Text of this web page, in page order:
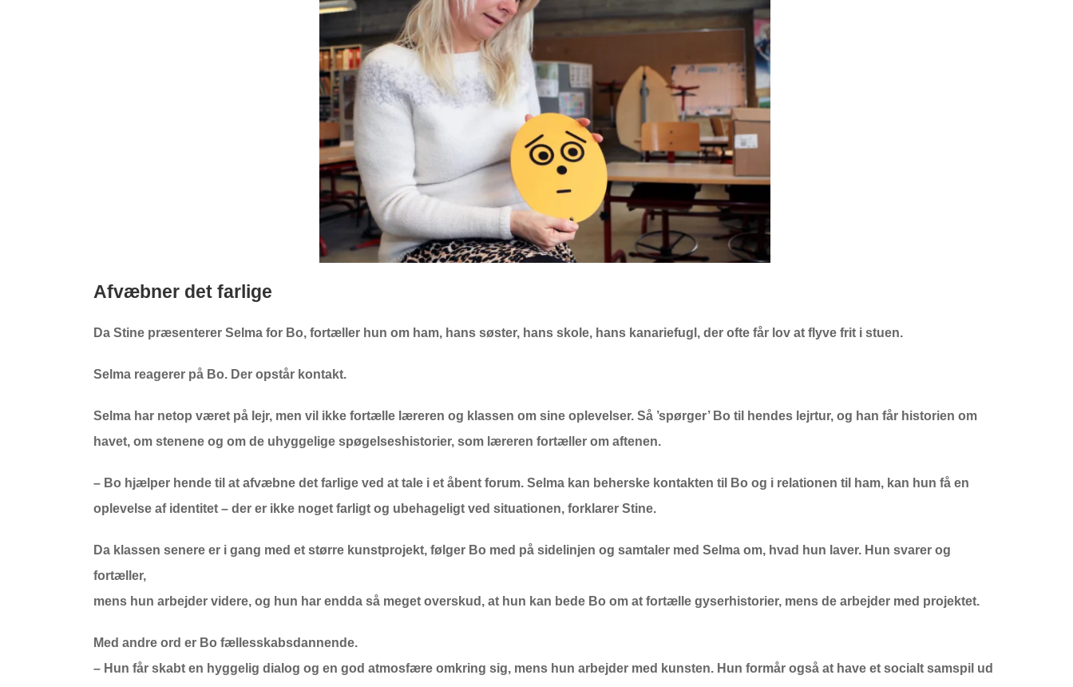
Afvæbner det farlige
Da Stine præsenterer Selma for Bo, fortæller hun om ham, hans søster, hans skole, hans kanariefugl, der ofte får lov at flyve frit i stuen.
Selma reagerer på Bo. Der opstår kontakt.
Selma har netop været på lejr, men vil ikke fortælle læreren og klassen om sine oplevelser. Så ’spørger’ Bo til hendes lejrtur, og han får historien om
havet, om stenene og om de uhyggelige spøgelseshistorier, som læreren fortæller om aftenen.
– Bo hjælper hende til at afvæbne det farlige ved at tale i et åbent forum. Selma kan beherske kontakten til Bo og i relationen til ham, kan hun få en
oplevelse af identitet – der er ikke noget farligt og ubehageligt ved situationen, forklarer Stine.
Da klassen senere er i gang med et større kunstprojekt, følger Bo med på sidelinjen og samtaler med Selma om, hvad hun laver. Hun svarer og
fortæller,
mens hun arbejder videre, og hun har endda så meget overskud, at hun kan bede Bo om at fortælle gyserhistorier, mens de arbejder med projektet.
Med andre ord er Bo fællesskabsdannende.
– Hun får skabt en hyggelig dialog og en god atmosfære omkring sig, mens hun arbejder med kunsten. Hun formår også at have et socialt samspil ud